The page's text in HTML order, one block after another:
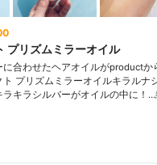
プリズムミラーオイル
に合わせたヘアオイルがproductか
プリズムミラーオイルキラルナ
ラキラシルバーがオイルの中に！…